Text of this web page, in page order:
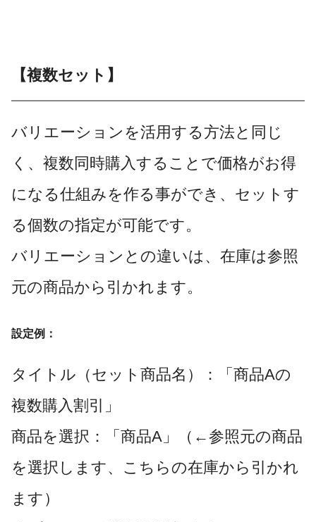
【複数セット】
バリエーションを活用する方法と同じ
く、複数同時購入することで価格がお得
になる仕組みを作る事ができ、セットす
る個数の指定が可能です。
バリエーションとの違いは、在庫は参照
元の商品から引かれます。
設定例：
タイトル（セット商品名）：「商品Aの
複数購入割引」
商品を選択：「商品A」（←参照元の商品
を選択します、こちらの在庫から引かれ
ます）